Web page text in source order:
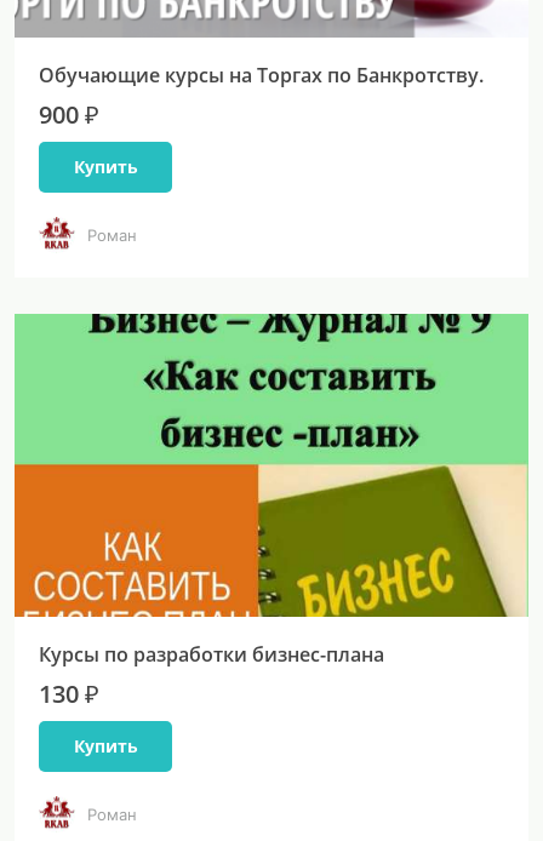
Обучающие курсы на Торгах по Банкротству.
900 ₽
Купить
Роман
Курсы по разработки бизнес-плана
130 ₽
Купить
Роман